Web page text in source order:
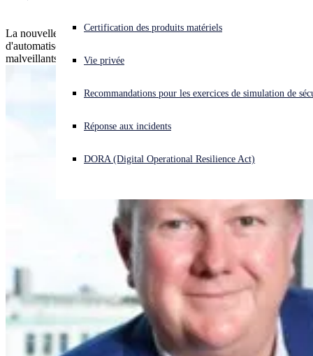
Vous subissez une cyberattaque ? Obtenez une aide immédiate.
Se connecter
Open language switcher
Certification des produits matériels
Vie privée
Recommandations pour les exercices de simulation de
Réponse aux incidents
DORA (Digital Operational Resilience Act)
La nouvelle offre Sophos Cloud Native Security permet
d'automatiser, de simplifier et d'améliorer la réponse aux fichiers
malveillants détectés par le nouveau service Amazon.